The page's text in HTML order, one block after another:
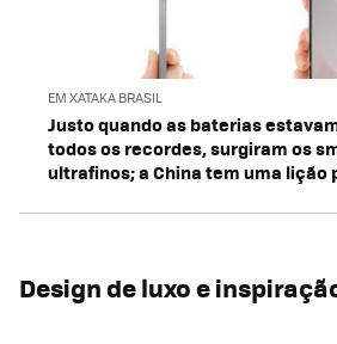
EM XATAKA BRASIL
Justo quando as baterias
todos os recordes, surgiram os
ultrafinos; a China tem uma lição
Design de luxo e